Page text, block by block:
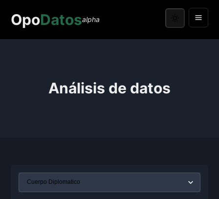
OpoDatosalpha
Análisis de datos